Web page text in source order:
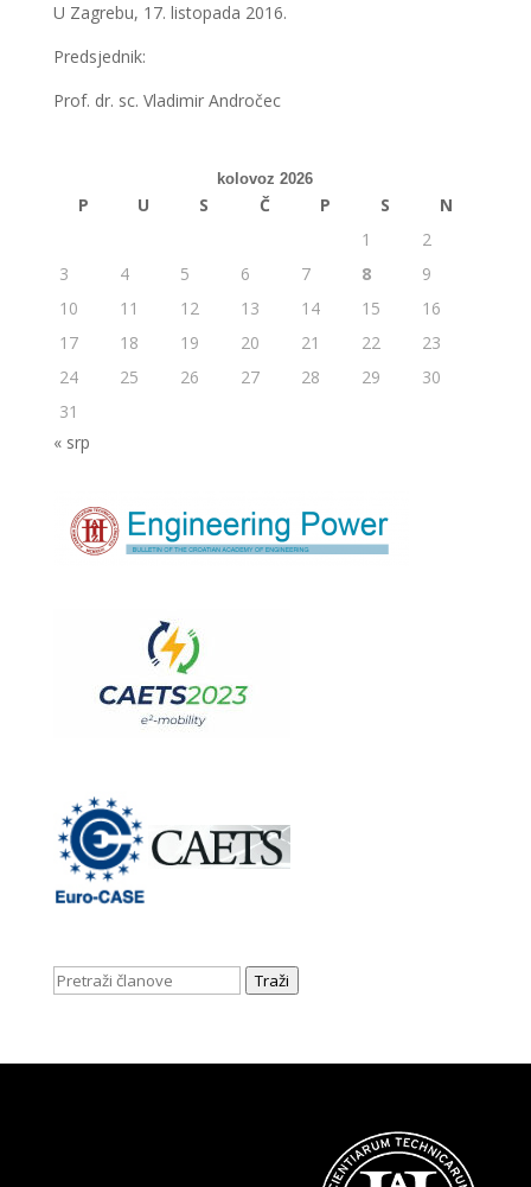
U Zagrebu, 17. listopada 2016.
Predsjednik:
Prof. dr. sc. Vladimir Andročec
kolovoz 2026
P U S Č P S
N
1
2
3
4 5 6 7 8
9
10
11 12 13 14 15
16
17
18 19 20 21 22
23
24
25 26 27 28 29
30
31
« srp
Traži